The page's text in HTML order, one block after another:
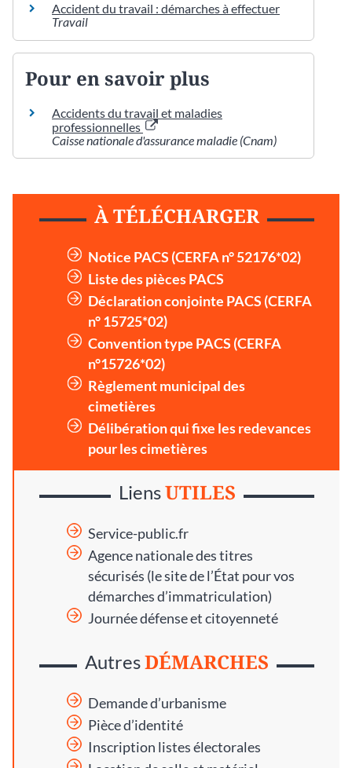
Accident du travail : démarches à effectuer
Travail
Pour en savoir plus
Accidents du travail et maladies
professionnelles
Caisse nationale d'assurance maladie (Cnam)
À TÉLÉCHARGER
Notice PACS (CERFA n° 52176*02)
Liste des pièces PACS
Déclaration conjointe PACS (CERFA
n° 15725*02)
Convention type PACS (CERFA
n°15726*02)
Règlement municipal des
cimetières
Délibération qui fixe les redevances
pour les cimetières
LiensUTILES
Service-public.fr
Agence nationale des titres
sécurisés (le site de l’État pour vos
démarches d’immatriculation)
Journée défense et citoyenneté
AutresDÉMARCHES
Demande d’urbanisme
Pièce d’identité
Inscription listes électorales